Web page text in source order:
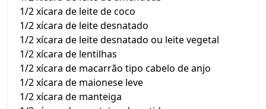
1/2 xícara de leite de coco
1/2 xícara de leite desnatado
1/2 xícara de leite desnatado ou leite vegetal
1/2 xícara de lentilhas
1/2 xícara de macarrão tipo cabelo de anjo
1/2 xícara de maionese leve
1/2 xícara de manteiga